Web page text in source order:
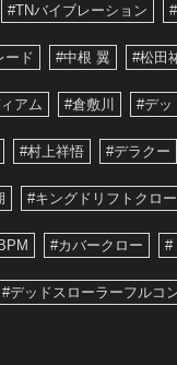
#TNバイブレーション
ード #中根 翼 #松田
アム #倉敷川 #デッ
#村上祥悟 #デラクー
#キングドリフトクロー
#カバークロー #
#デッドスローラーフルコ